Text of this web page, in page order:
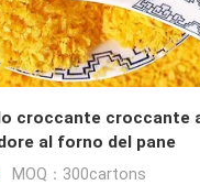
croccante croccante
al forno del pane
MOQ：300cartons